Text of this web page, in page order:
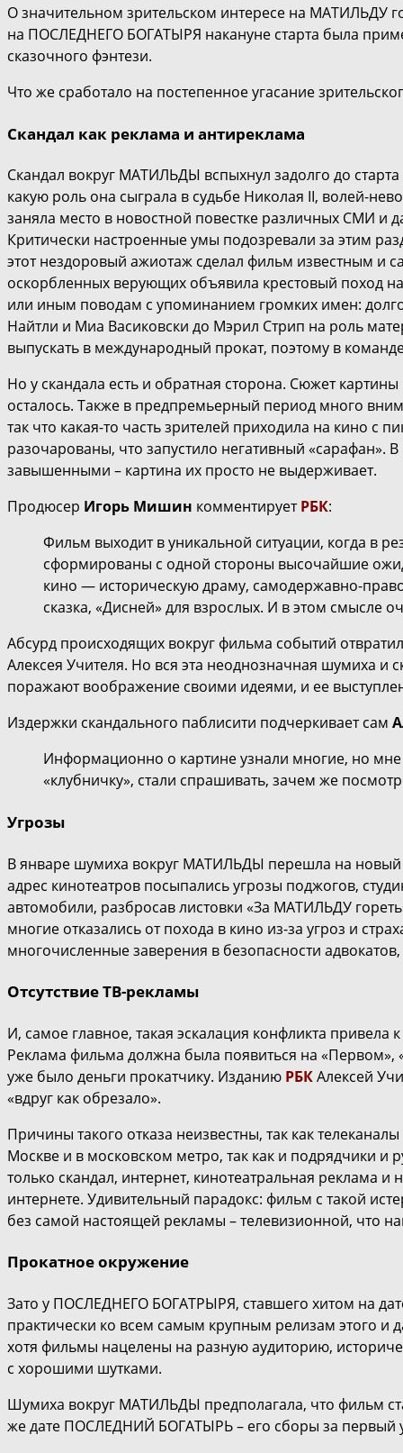
О значительном зрительском интересе на МАТИЛЬДУ
на ПОСЛЕДНЕГО БОГАТЫРЯ накануне старта была
сказочного фэнтези.
Что же сработало на постепенное угасание
Скандал как реклама и антиреклама
Скандал вокруг МАТИЛЬДЫ вспыхнул задолго до
какую роль она сыграла в судьбе Николая II, волей-
заняла место в новостной повестке различных СМИ и
Критически настроенные умы подозревали за этим
этот нездоровый ажиотаж сделал фильм известным и
оскорбленных верующих объявила крестовый поход
или иным поводам с упоминанием громких имен:
Найтли и Миа Васиковски до Мэрил Стрип на роль
выпускать в международный прокат, поэтому в
Но у скандала есть и обратная сторона. Сюжет
осталось. Также в предпремьерный период много
так что какая-то часть зрителей приходила на кино
разочарованы, что запустило негативный «сарафан».
завышенными – картина их просто не выдерживает.
Продюсер Игорь Мишин комментируетРБК:
Фильм выходит в уникальной ситуации, когда в
сформированы с одной стороны высочайшие
кино — историческую драму, самодержавно-
сказка, «Дисней» для взрослых. И в этом смысле
Абсурд происходящих вокруг фильма событий
Алексея Учителя. Но вся эта неоднозначная шумиха и
поражают воображение своими идеями, и ее
Издержки скандального паблисити подчеркивает сам
Информационно о картине узнали многие, но
«клубничку», стали спрашивать, зачем же
Угрозы
В январе шумиха вокруг МАТИЛЬДЫ перешла на новый
адрес кинотеатров посыпались угрозы поджогов,
автомобили, разбросав листовки «За МАТИЛЬДУ
многие отказались от похода в кино из-за угроз и
многочисленные заверения в безопасности
Отсутствие ТВ-рекламы
И, самое главное, такая эскалация конфликта
Реклама фильма должна была появиться на
уже было деньги прокатчику. Изданию РБКАлексей
«вдруг как обрезало».
Причины такого отказа неизвестны, так как
Москве и в московском метро, так как и подрядчики
только скандал, интернет, кинотеатральная реклама
интернете. Удивительный парадокс: фильм с такой
без самой настоящей рекламы – телевизионной, что
Прокатное окружение
Зато у ПОСЛЕДНЕГО БОГАТРЫРЯ, ставшего хитом на
практически ко всем самым крупным релизам этого и
хотя фильмы нацелены на разную аудиторию,
с хорошими шутками.
Шумиха вокруг МАТИЛЬДЫ предполагала, что фильм
же дате ПОСЛЕДНИЙ БОГАТЫРЬ – его сборы за первый